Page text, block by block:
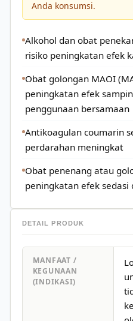
Anda konsumsi.
Alkohol dan obat
risiko peningkatan efek
Obat golongan MAOI
peningkatan efek
penggunaan bersamaan
Antikoagulan coumarin
perdarahan meningkat
Obat penenang atau
peningkatan efek
DETAIL PRODUK
MANFAAT /
KEGUNAAN
(INDIKASI)